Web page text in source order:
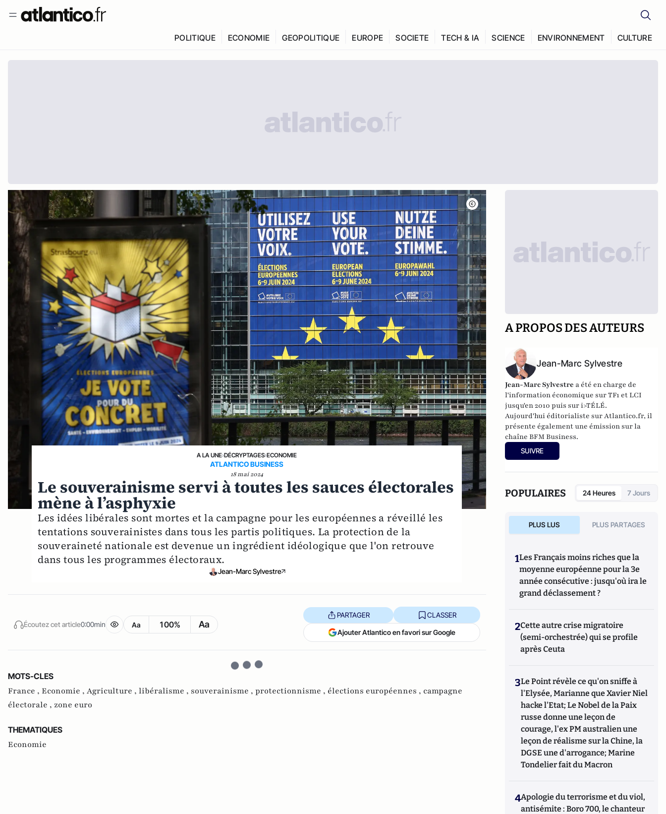
POLITIQUE ECONOMIE GEOPOLITIQUE EUROPE SOCIETE TECH & IA SCIENCE ENVIRONNEMENT CULTURE
A LA UNE›DÉCRYPTAGES›ECONOMIE
ATLANTICO BUSINESS
18 mai 2024
Le souverainisme servi à toutes les sauces électorales
mène à l’asphyxie
Les idées libérales sont mortes et la campagne pour les européennes a réveillé les
tentations souverainistes dans tous les partis politiques. La protection de la
souveraineté nationale est devenue un ingrédient idéologique que l'on retrouve
dans tous les programmes électoraux.
Jean-Marc Sylvestre
Écoutez cet article0:00min Aa 100% Aa
PARTAGER CLASSER
Ajouter Atlantico en favori sur Google
MOTS-CLES
France , Economie , Agriculture , libéralisme , souverainisme , protectionnisme , élections européennes , campagne
électorale , zone euro
THEMATIQUES
Economie
A PROPOS DES AUTEURS
Jean-Marc Sylvestre
Jean-Marc Sylvestre a été en charge de
l'information économique sur TF1 et LCI
jusqu'en 2010 puis sur i>TÉLÉ.
Aujourd'hui éditorialiste sur Atlantico.fr, il
présente également une émission sur la
chaîne BFM Business.
SUIVRE
POPULAIRES 24 Heures 7 Jours
PLUS LUS PLUS PARTAGES
1Les Français moins riches que la
moyenne européenne pour la 3e
année consécutive : jusqu'où ira le
grand déclassement ?
2Cette autre crise migratoire
(semi-orchestrée) qui se profile
après Ceuta
3Le Point révèle ce qu'on sniffe à
l'Elysée, Marianne que Xavier Niel
hacke l'Etat; Le Nobel de la Paix
russe donne une leçon de
courage, l'ex PM australien une
leçon de réalisme sur la Chine, la
DGSE une d'arrogance; Marine
Tondelier fait du Macron
4Apologie du terrorisme et du viol,
antisémite : Boro 700, le chanteur